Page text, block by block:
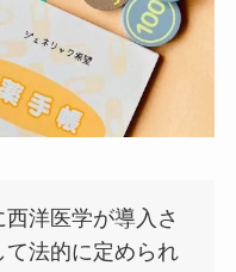
洋医学が導入さ
法的に定められ